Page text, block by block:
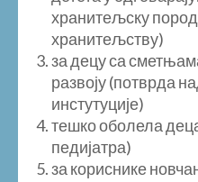
хранитељску
хранитељству)
за децу са
развоју (потврда
инстутуције)
тешко оболела
педијатра)
за кориснике